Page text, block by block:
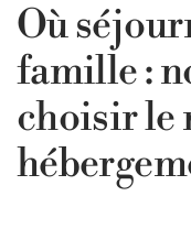
Où
famille :
choisir le